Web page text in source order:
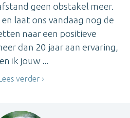
geen obstakel meer.
laat ons vandaag nog de
naar een positieve
dan 20 jaar aan ervaring,
ik jouw ...
verder